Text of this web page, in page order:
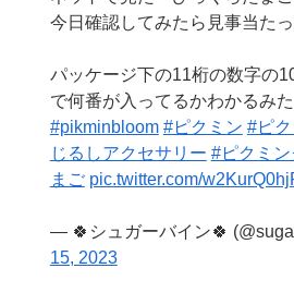
今日確認してみたら見事当た
パッケージ下の11桁の数字の
で何番が入ってるかわかるみた
#pikminbloom #ピクミン #ピ
じるしアクセサリー #ピクミン
まご pic.twitter.com/
— 🍀シュガーバイン🍀
15, 2023